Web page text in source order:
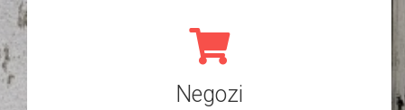
Negozi